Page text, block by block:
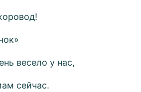
весело у нас,
сейчас.